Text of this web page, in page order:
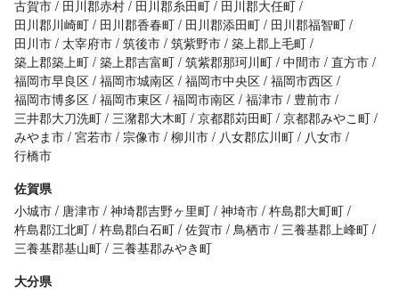
古賀市
田川郡赤村 田川郡糸田町
田川郡大任町
田川郡川崎町
田川郡香春町 田川郡添田町
田川郡福智町
田川市
太宰府市 筑後市 筑紫野市 築上郡上毛町
築上郡築上町 築上郡吉富町 筑紫郡那珂川町 中間市 直方市
福岡市早良区 福岡市城南区 福岡市中央区 福岡市西区
福岡市博多区 福岡市東区 福岡市南区 福津市
豊前市
三井郡大刀洗町 三潴郡大木町 京都郡苅田町 京都郡みやこ町
みやま市 宮若市 宗像市 柳川市 八女郡広川町
八女市
行橋市
佐賀県
小城市
唐津市 神埼郡吉野ヶ里町 神埼市 杵島郡大町町
杵島郡江北町 杵島郡白石町 佐賀市 鳥栖市 三養基郡上峰町
三養基郡基山町 三養基郡みやき町
大分県